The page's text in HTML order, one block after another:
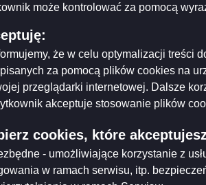
może kontrolować za pomocą
że w celu optymalizacji treści
za pomocą plików cookies na
przeglądarki internetowej. Dalsze
akceptuje stosowanie plików
cookies, które
- umożliwiające korzystanie z
w ramach serwisu, itp.
Nr 21/04
Nr 22/04
Nr 23/04
Nr 24/04
Nr 25/04
Nr 26/04
Nr 28/05
Nr 29/05
Nr 30/05
Data
Data